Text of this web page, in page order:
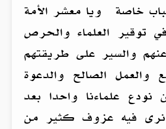
خاصة ويا معشر الأمة
في توقير العلماء والحرص
والسير على طريقتهم
والعمل الصالح والدعوة
نودع علماءنا واحدا بعد
فيه عزوف كثير من